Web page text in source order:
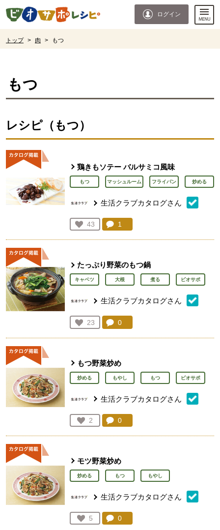
ページの先頭です。
ログイン
トップ > 肉 > もつ
もつ
レシピ（もつ）
鶏きもソテー バルサミコ風味
もつ マッシュルーム フライパン 炒める
生活クラブカタログさん
お気に入り登録：
43
人が登録
コメント：
1
たっぷり野菜のもつ鍋
キャベツ 大根 煮る ビオサポ
生活クラブカタログさん
お気に入り登録：
23
人が登録
コメント：
0
もつ野菜炒め
炒める もやし もつ ビオサポ
生活クラブカタログさん
お気に入り登録：
2
人が登録
コメント：
0
モツ野菜炒め
炒める もつ もやし
生活クラブカタログさん
お気に入り登録：
5
人が登録
コメント：
0